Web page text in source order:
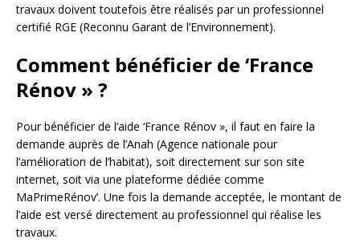
travaux doivent toutefois être réalisés par un professionnel
certifié RGE (Reconnu Garant de l’Environnement).
Comment bénéficier de ‘France
Rénov » ?
Pour bénéficier de l’aide ‘France Rénov », il faut en faire la
demande auprès de l’Anah (Agence nationale pour
l’amélioration de l’habitat), soit directement sur son site
internet, soit via une plateforme dédiée comme
MaPrimeRénov’. Une fois la demande acceptée, le montant de
l’aide est versé directement au professionnel qui réalise les
travaux.